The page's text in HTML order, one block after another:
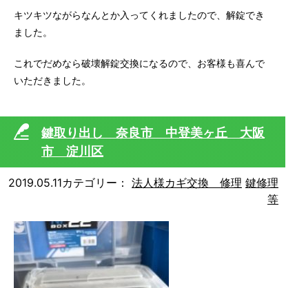
キツキツながらなんとか入ってくれましたので、解錠でき
ました。
これでだめなら破壊解錠交換になるので、お客様も喜んで
いただきました。
鍵取り出し 奈良市 中登美ヶ丘 大阪
市 淀川区
2019.05.11カテゴリー： 法人様カギ交換 修理 鍵修理
等